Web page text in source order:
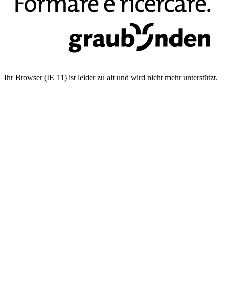
Ihr Browser (IE 11) ist leider zu alt und wird nicht mehr unterstützt.